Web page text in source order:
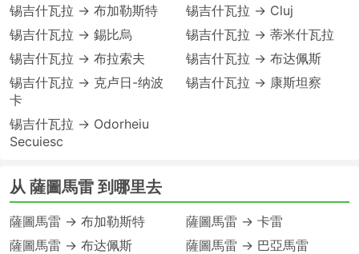
锡吉什瓦拉 → 布加勒斯特
锡吉什瓦拉 → 錫比烏
锡吉什瓦拉 → 布拉索夫
锡吉什瓦拉 → 克卢日-纳波
卡
锡吉什瓦拉 → Odorheiu
Secuiesc
锡吉什瓦拉 → Cluj
锡吉什瓦拉 → 蒂米什瓦拉
锡吉什瓦拉 → 布达佩斯
锡吉什瓦拉 → 康斯坦察
从 薩圖馬雷 到哪里去
薩圖馬雷 → 布加勒斯特
薩圖馬雷 → 布达佩斯
薩圖馬雷 → 卡雷
薩圖馬雷 → 巴亞馬雷